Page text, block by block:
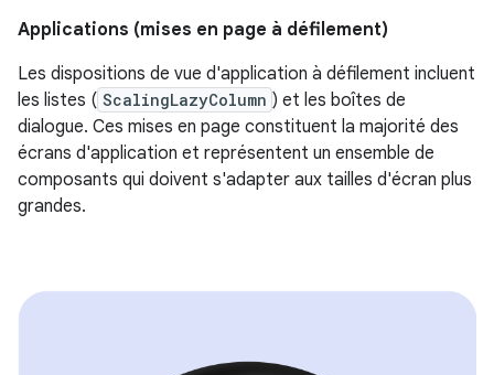
Applications (mises en page à défilement)
Les dispositions de vue d'application à défilement incluent
les listes ( ScalingLazyColumn ) et les boîtes de
dialogue. Ces mises en page constituent la majorité des
écrans d'application et représentent un ensemble de
composants qui doivent s'adapter aux tailles d'écran plus
grandes.